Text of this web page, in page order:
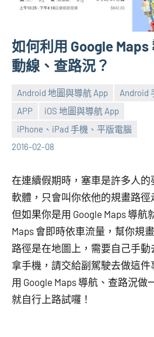
如何利用 Google
動線、查路況？
Android 地圖與導航 App
Android
APP
iOS 地圖與導航 App
iPhone、iPad 手機、平版電腦
2016-02-08
張
海
No
comments
在連續假期時，塞車是許多人
軟體，只會叫你依他的規畫路徑
但如果你是用 Google Maps 導航
Maps 會即時依車流量，幫你規
路徑是在地圖上，需要自己手
拿手機，請交給副駕駛去做這
用 Google Maps 導航、查路況
就自行上路試囉！